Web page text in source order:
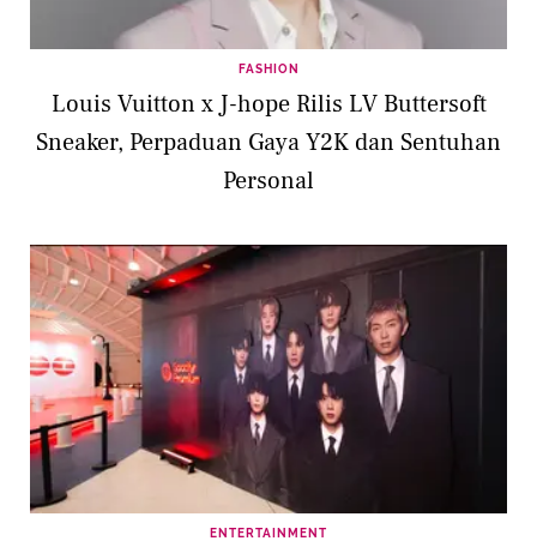
FASHION
Louis Vuitton x J-hope Rilis LV Buttersoft
Sneaker, Perpaduan Gaya Y2K dan Sentuhan
Personal
ENTERTAINMENT